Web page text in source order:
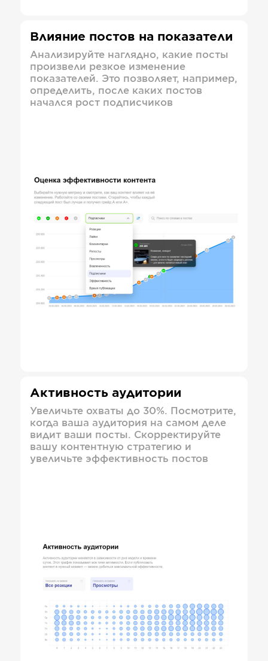
Влияние постов на показатели
Анализируйте наглядно, какие посты
произвели резкое изменение
показателей. Это позволяет, например,
определить, после каких постов
начался рост подписчиков
Активность аудитории
Увеличьте охваты до 30%. Посмотрите,
когда ваша аудитория на самом деле
видит ваши посты. Скорректируйте
вашу контентную стратегию и
увеличьте эффективность постов